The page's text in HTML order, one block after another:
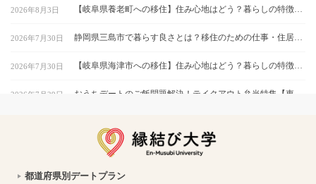
2026年8月3日 【岐阜県養老町への移住】住み心地はどう？暮らしの特徴・仕事・支援情報
2026年7月30日 静岡県三島市で暮らす良さとは？移住のための仕事・住居・支援情報
2026年7月30日 【岐阜県海津市への移住】住み心地はどう？暮らしの特徴・仕事・支援情報
2026年7月29日
2026年7月21日
都道府県別デートプラン